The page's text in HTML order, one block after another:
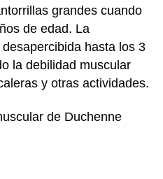
grandes cuando
de edad. La
hasta los 3
la debilidad muscular
y otras actividades.
de Duchenne